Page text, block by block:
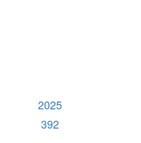
2025
392